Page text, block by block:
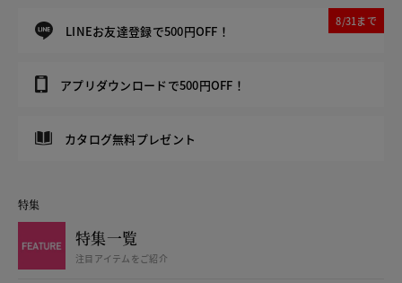
LINEお友達登録で500円OFF！
8/31まで
アプリダウンロードで500円OFF！
カタログ無料プレゼント
特集
特集一覧
注目アイテムをご紹介